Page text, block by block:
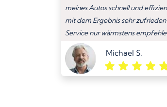
meines Autos schnell und
mit dem Ergebnis sehr
Service nur wärmstens
Michael S.